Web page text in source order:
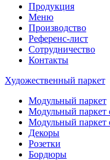
Продукция
Меню
Производство
Референс-лист
Сотрудничество
Контакты
Художественный паркет
Модульный паркет
Модульный
Модульный паркет
Декоры
Розетки
Бордюры